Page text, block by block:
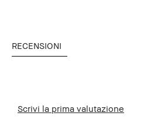
RECENSIONI
Scrivi la prima valutazione